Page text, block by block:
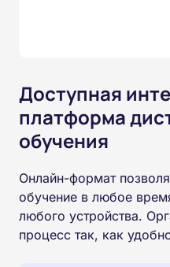
Доступная
платформа
обучения
Онлайн-формат
обучение в любое
любого устройства.
процесс так, как